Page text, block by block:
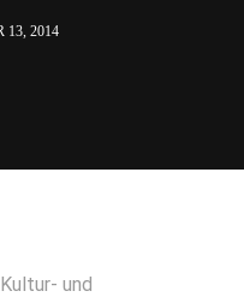
13, 2014
und